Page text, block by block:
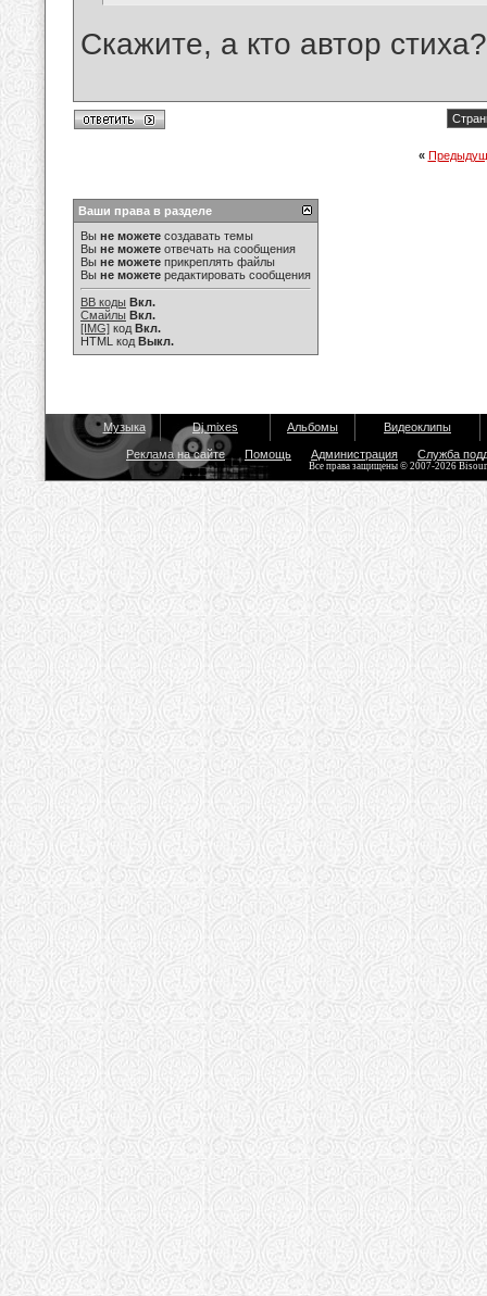
Скажите, а кто автор стиха?
«
Ваши права в разделе
Вы не можете создавать темы
Вы не можете отвечать на сообщения
Вы не можете прикреплять файлы
Вы не можете редактировать сообщения
BB коды Вкл.
Смайлы Вкл.
[IMG] код Вкл.
HTML код Выкл.
Музыка Dj mixes Альбомы Видеоклипы
Реклама на сайте Помощь Администрация Служба
Все права защищены © 2007-2026